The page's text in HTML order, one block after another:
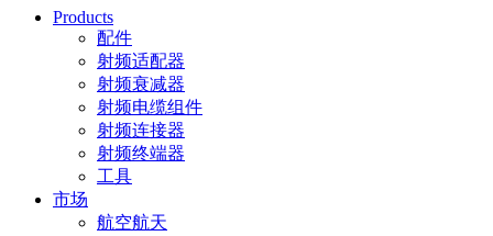
Products
配件
射频适配器
射频衰减器
射频电缆组件
射频连接器
射频终端器
工具
市场
航空航天